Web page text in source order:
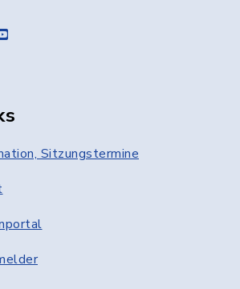
youtube
Sitzungstermine